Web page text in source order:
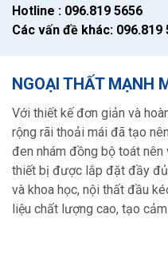
Hotline : 096.819 5656
Các vấn đề khác: 096.819
NGOẠI THẤT MẠNH
Với thiết kế đơn giản và
rộng rãi thoải mái đã tạo
đen nhám đồng bộ toát nên
thiết bị được lắp đặt đầy
và khoa học, nội thất đầu
liệu chất lượng cao, tạo